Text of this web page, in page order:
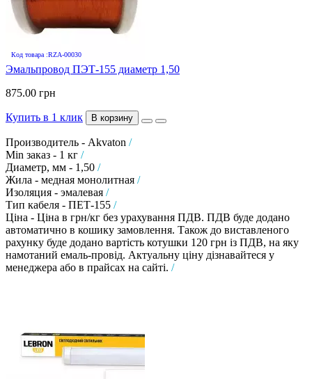
Код товара :RZA-00030
Эмальпровод ПЭТ-155 диаметр 1,50
875.00 грн
Купить в 1 клик В корзину
Производитель - Akvaton /
Min заказ - 1 кг /
Диаметр, мм - 1,50 /
Жила - медная монолитная /
Изоляция - эмалевая /
Тип кабеля - ПЕТ-155 /
Ціна - Ціна в грн/кг без урахування ПДВ. ПДВ буде додано
автоматично в кошику замовлення. Також до виставленого
рахунку буде додано вартість котушки 120 грн із ПДВ, на яку
намотаний емаль-провід. Актуальну ціну дізнавайтеся у
менеджера або в прайсах на сайті. /